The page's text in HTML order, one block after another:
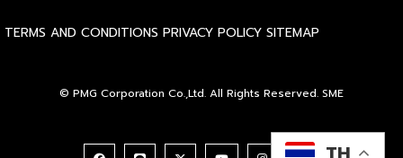
TERMS AND CONDITIONS PRIVACY POLICY SITEMAP
© PMG Corporation Co.,Ltd. All Rights Reserved. SME